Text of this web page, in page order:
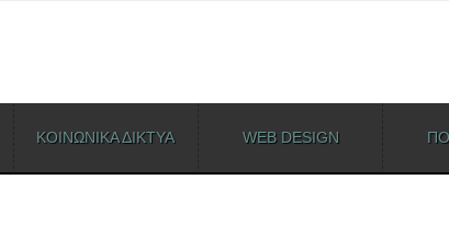
ΚΟΙΝΩΝΙΚΑ ΔΙΚΤΥΑ WEB DESIGN